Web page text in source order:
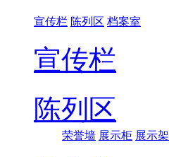
宣传栏 陈列区 档案室
宣传栏
陈列区
荣誉墙 展示柜 展示架